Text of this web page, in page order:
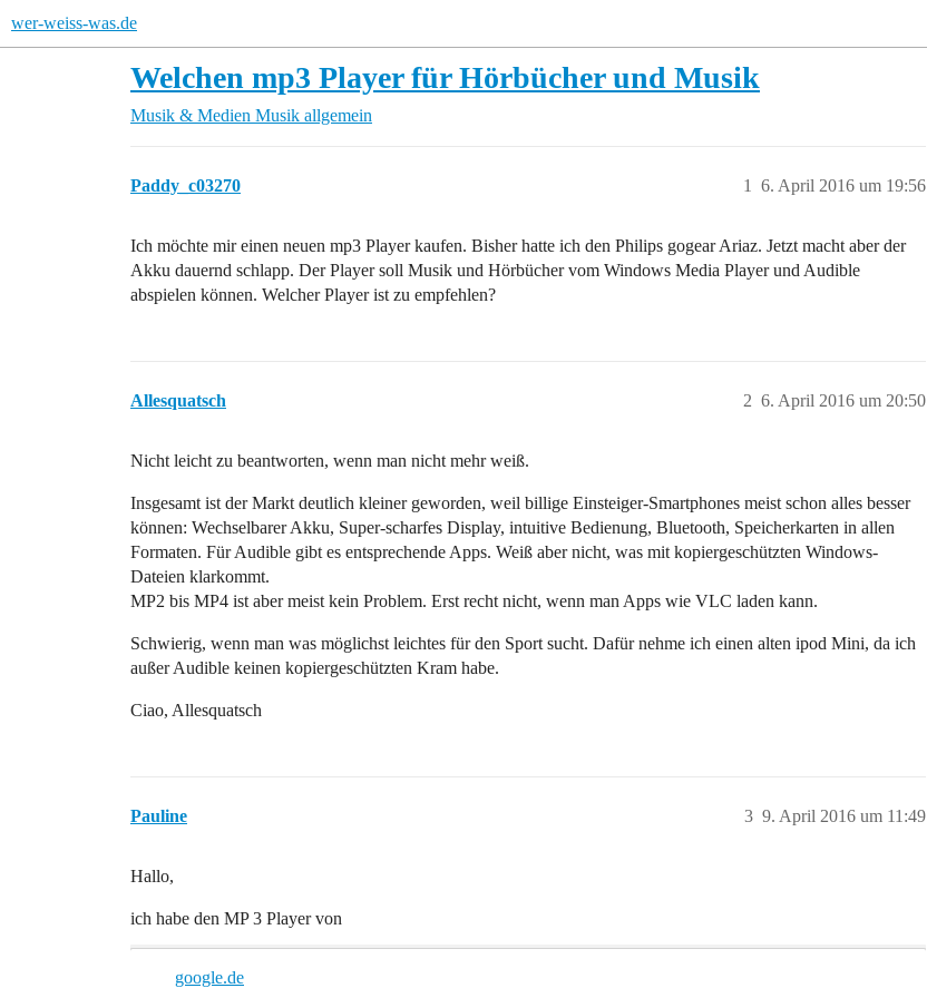
wer-weiss-was.de
Welchen mp3 Player für Hörbücher und Musik
Musik & Medien Musik allgemein
Paddy_c03270 6. April 2016 um 19:56
1
Ich möchte mir einen neuen mp3 Player kaufen. Bisher hatte ich den Philips gogear Ariaz. Jetzt macht aber der
Akku dauernd schlapp. Der Player soll Musik und Hörbücher vom Windows Media Player und Audible
abspielen können. Welcher Player ist zu empfehlen?
Allesquatsch 6. April 2016 um 20:50
2
Nicht leicht zu beantworten, wenn man nicht mehr weiß.
Insgesamt ist der Markt deutlich kleiner geworden, weil billige Einsteiger-Smartphones meist schon alles besser
können: Wechselbarer Akku, Super-scharfes Display, intuitive Bedienung, Bluetooth, Speicherkarten in allen
Formaten. Für Audible gibt es entsprechende Apps. Weiß aber nicht, was mit kopiergeschützten Windows-
Dateien klarkommt.
MP2 bis MP4 ist aber meist kein Problem. Erst recht nicht, wenn man Apps wie VLC laden kann.
Schwierig, wenn man was möglichst leichtes für den Sport sucht. Dafür nehme ich einen alten ipod Mini, da ich
außer Audible keinen kopiergeschützten Kram habe.
Ciao, Allesquatsch
Pauline 9. April 2016 um 11:49
3
Hallo,
ich habe den MP 3 Player von
google.de